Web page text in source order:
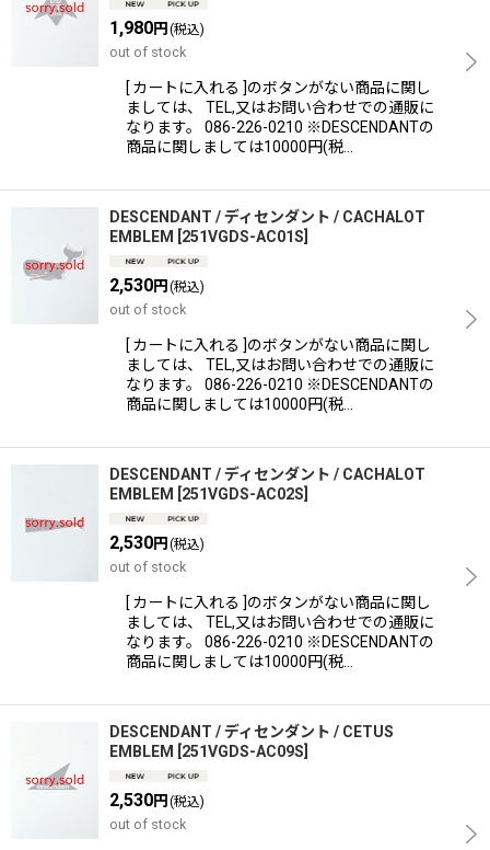
1,980円 (税込)
out of stock
[ カートに入れる ]のボタンがない商品に関し
ましては、 TEL,又はお問い合わせでの通販に
なります。 086-226-0210 ※DESCENDANTの
商品に関しましては10000円(税…
DESCENDANT / ディセンダント / CACHALOT
EMBLEM
251VGDS-AC01S
2,530円 (税込)
out of stock
[ カートに入れる ]のボタンがない商品に関し
ましては、 TEL,又はお問い合わせでの通販に
なります。 086-226-0210 ※DESCENDANTの
商品に関しましては10000円(税…
DESCENDANT / ディセンダント / CACHALOT
EMBLEM
251VGDS-AC02S
2,530円 (税込)
out of stock
[ カートに入れる ]のボタンがない商品に関し
ましては、 TEL,又はお問い合わせでの通販に
なります。 086-226-0210 ※DESCENDANTの
商品に関しましては10000円(税…
DESCENDANT / ディセンダント / CETUS
EMBLEM
251VGDS-AC09S
2,530円 (税込)
out of stock